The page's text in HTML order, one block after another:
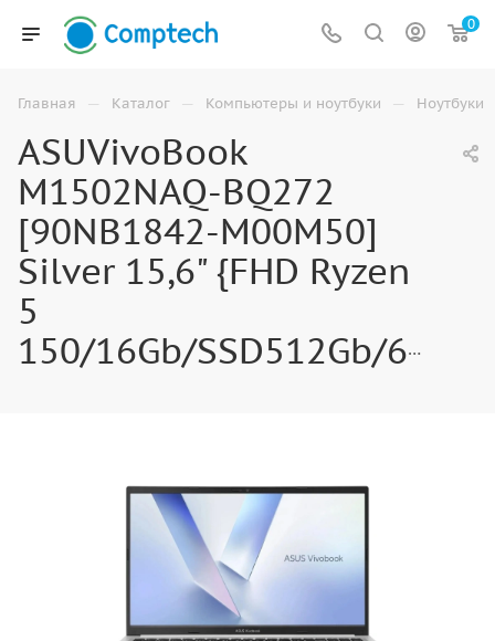
0
Главная — Каталог — Компьютеры и ноутбуки — Ноутбуки
ASUVivoBook
M1502NAQ-BQ272
[90NB1842-M00M50]
Silver 15,6" {FHD Ryzen
5
150/16Gb/SSD512Gb/660M/noOS}